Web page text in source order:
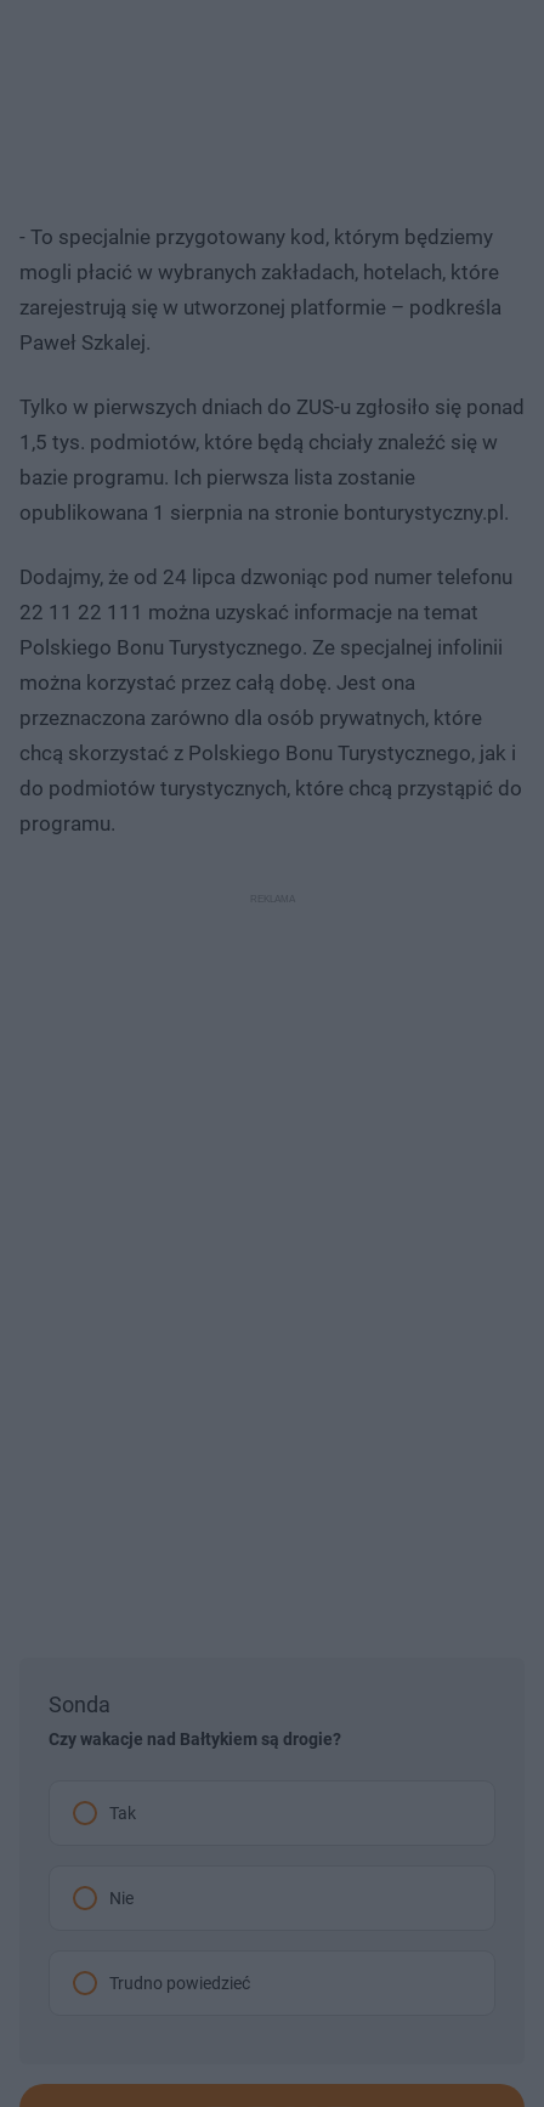
- To specjalnie przygotowany kod, którym będziemy
mogli płacić w wybranych zakładach, hotelach, które
zarejestrują się w utworzonej platformie – podkreśla
Paweł Szkalej.
Tylko w pierwszych dniach do ZUS-u zgłosiło się ponad
1,5 tys. podmiotów, które będą chciały znaleźć się w
bazie programu. Ich pierwsza lista zostanie
opublikowana 1 sierpnia na stronie bonturystyczny.pl.
Dodajmy, że od 24 lipca dzwoniąc pod numer telefonu
22 11 22 111 można uzyskać informacje na temat
Polskiego Bonu Turystycznego. Ze specjalnej infolinii
można korzystać przez całą dobę. Jest ona
przeznaczona zarówno dla osób prywatnych, które
chcą skorzystać z Polskiego Bonu Turystycznego, jak i
do podmiotów turystycznych, które chcą przystąpić do
programu.
Sonda
Czy wakacje nad Bałtykiem są drogie?
Tak
Nie
Trudno powiedzieć